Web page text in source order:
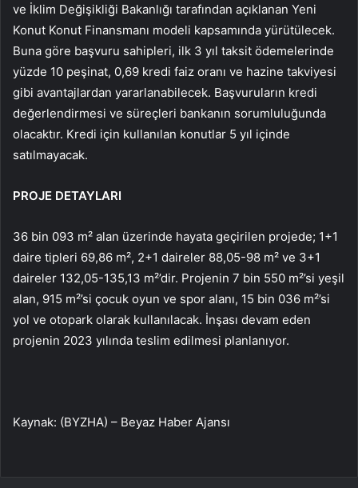
ve İklim Değişikliği Bakanlığı tarafından açıklanan Yeni
Konut Konut Finansmanı modeli kapsamında yürütülecek.
Buna göre başvuru sahipleri, ilk 3 yıl taksit ödemelerinde
yüzde 10 peşinat, 0,69 kredi faiz oranı ve hazine takviyesi
gibi avantajlardan yararlanabilecek. Başvuruların kredi
değerlendirmesi ve süreçleri bankanın sorumluluğunda
olacaktır. Kredi için kullanılan konutlar 5 yıl içinde
satılmayacak.
PROJE DETAYLARI
36 bin 093 m² alan üzerinde hayata geçirilen projede; 1+1
daire tipleri 69,86 m², 2+1 daireler 88,05-98 m² ve ​​3+1
daireler 132,05-135,13 m²’dir. Projenin 7 bin 550 m²’si yeşil
alan, 915 m²’si çocuk oyun ve spor alanı, 15 bin 036 m²’si
yol ve otopark olarak kullanılacak. İnşası devam eden
projenin 2023 yılında teslim edilmesi planlanıyor.
Kaynak: (BYZHA) – Beyaz Haber Ajansı